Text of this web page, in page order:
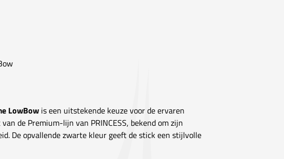
LowBow is een uitstekende keuze voor de ervaren
de Premium-lijn van PRINCESS, bekend om zijn
De opvallende zwarte kleur geeft de stick een stijlvolle